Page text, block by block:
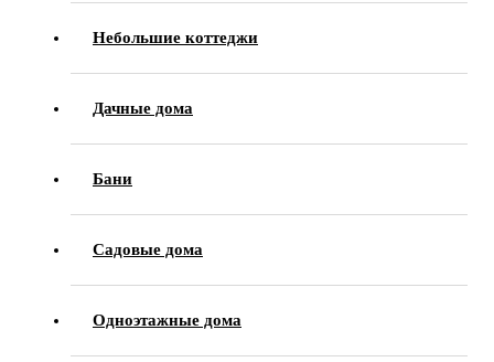
Небольшие коттеджи
Дачные дома
Бани
Садовые дома
Одноэтажные дома